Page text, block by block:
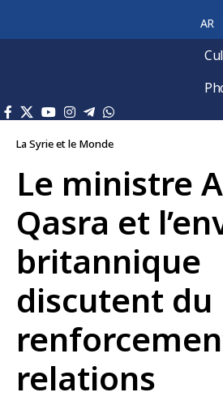
AR
La Syrie et le Monde
Le ministre
Qasra et
britannique
discutent du
relations